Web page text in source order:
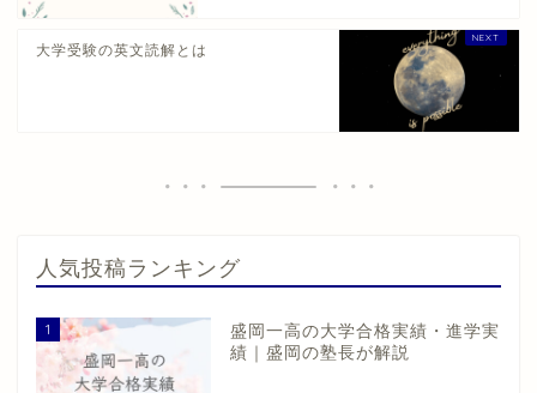
大学受験の英文読解とは
人気投稿ランキング
1
盛岡一高の大学合格実績・進学実
績｜盛岡の塾長が解説